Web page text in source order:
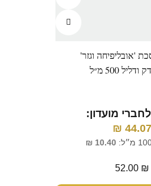
'אובליפיחה וגזר'
500 מ״ל
מועדון:
44.07
₪
10.40
₪
52.00 ₪